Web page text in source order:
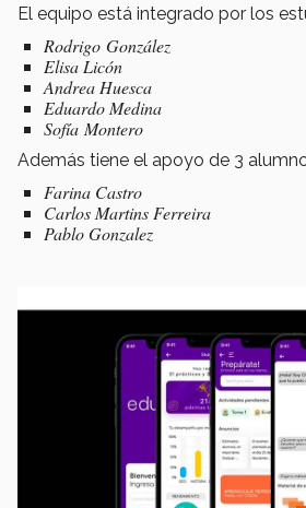
El equipo está integrado por los
Rodrigo González
Elisa Licón
Andrea Huesca
Eduardo Medina
Sofía Montero
Además tiene el apoyo de 3
Farina Castro
Carlos Martins Ferreira
Pablo Gonzalez